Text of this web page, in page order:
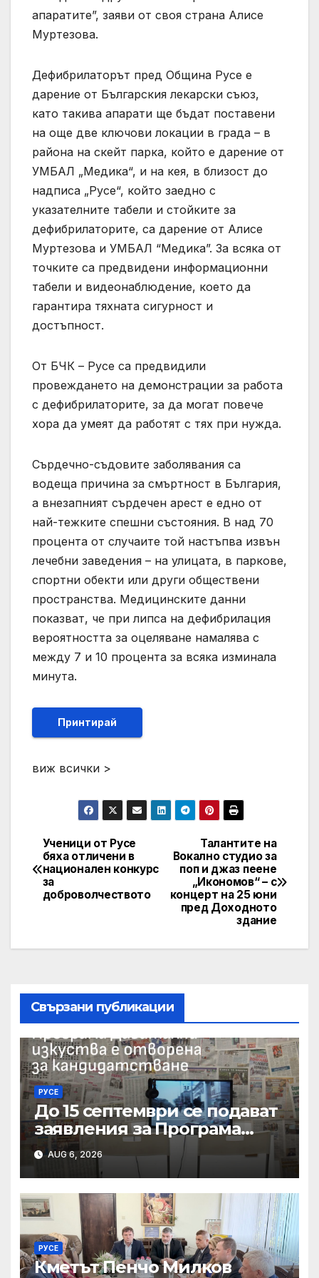
апаратите”, заяви от своя страна Алисе
Муртезова.
Дефибрилаторът пред Община Русе е
дарение от Българския лекарски съюз,
като такива апарати ще бъдат поставени
на още две ключови локации в града – в
района на скейт парка, който е дарение от
УМБАЛ „Медика“, и на кея, в близост до
надписа „Русе“, който заедно с
указателните табели и стойките за
дефибрилаторите, са дарение от Алисе
Муртезова и УМБАЛ “Медика”. За всяка от
точките са предвидени информационни
табели и видеонаблюдение, което да
гарантира тяхната сигурност и
достъпност.
От БЧК – Русе са предвидили
провеждането на демонстрации за работа
с дефибрилаторите, за да могат повече
хора да умеят да работят с тях при нужда.
Сърдечно-съдовите заболявания са
водеща причина за смъртност в България,
а внезапният сърдечен арест е едно от
най-тежките спешни състояния. В над 70
процента от случаите той настъпва извън
лечебни заведения – на улицата, в паркове,
спортни обекти или други обществени
пространства. Медицинските данни
показват, че при липса на дефибрилация
вероятността за оцеляване намалява с
между 7 и 10 процента за всяка изминала
минута.
Принтирай
виж всички >
Post
navigation
Талантите на
Вокално студио за
поп и джаз пеене
„Икономов“ – с
концерт на 25 юни
пред Доходното
здание
Ученици от Русе
бяха отличени в
национален конкурс
за
доброволчеството
Свързани публикации
РУСЕ
До 15 септември се подават
заявления за Програма
„Дигитални изкуства“ на
Национален фонд
„Култура“
AUG 6, 2026
РУСЕ
Кметът Пенчо Милков